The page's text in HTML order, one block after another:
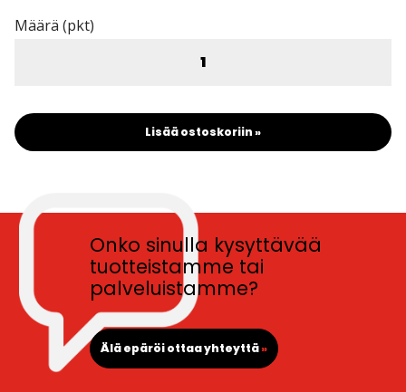
Määrä (pkt)
Lisää ostoskoriin »
Onko sinulla kysyttävää
tuotteistamme tai
palveluistamme?
Älä epäröi ottaa yhteyttä»